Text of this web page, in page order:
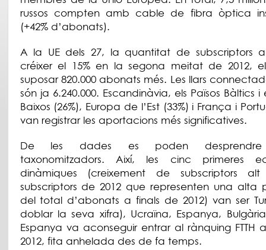
russos compten amb cable de fibra òptica
(+42% d’abonats).
A la UE dels 27, la quantitat de subscriptors a
créixer el 15% en la segona meitat de 2012,
suposar 820.000 abonats més. Les llars
són ja 6.240.000. Escandinàvia, els Països Bàltics i
Baixos (26%), Europa de l’Est (33%) i França i
van registrar les aportacions més significatives.
De les dades es poden desprendre
taxonomitzadors. Així, les cinc primeres
dinàmiques (creixement de subscriptors
subscriptors de 2012 que representen una alta
del total d’abonats a finals de 2012) van ser
doblar la seva xifra), Ucraïna, Espanya,
Espanya va aconseguir entrar al rànquing FTTH
2012, fita anhelada des de fa temps.